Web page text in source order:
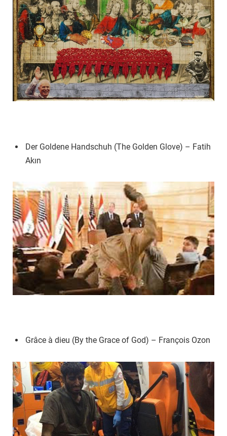
Der Goldene Handschuh (The Golden Glove) – Fatih
Akın
Grâce à dieu (By the Grace of God) – François Ozon